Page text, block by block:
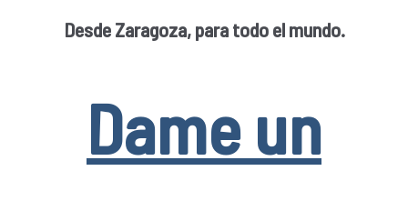
Desde Zaragoza, para todo el mundo.
Dame un